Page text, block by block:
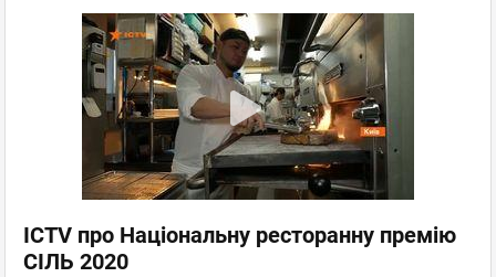
ICTV про Національну ресторанну премію
СІЛЬ 2020